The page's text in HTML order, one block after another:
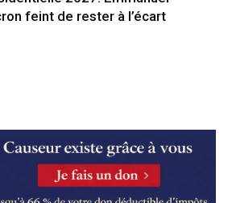
feint de rester à l’écart